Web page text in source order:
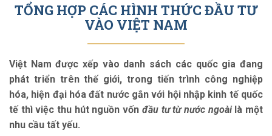
TỔNG HỢP CÁC HÌNH THỨC ĐẦU TƯ
VÀO VIỆT NAM
Việt Nam được xếp vào danh sách các quốc gia đang
phát triển trên thế giới, trong tiến trình công nghiệp
hóa, hiện đại hóa đất nước gắn với hội nhập kinh tế quốc
tế thì việc thu hút nguồn vốn đầu tư từ nước ngoàilà một
nhu cầu tất yếu.